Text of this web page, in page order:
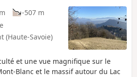
-507 m
(Haute-Savoie)
et une vue magnifique sur le
Blanc et le massif autour du Lac